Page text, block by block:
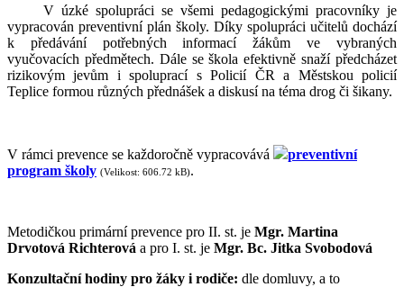
V úzké spolupráci se všemi pedagogickými pracovníky je
vypracován preventivní plán školy. Díky spolupráci učitelů dochází
k předávání potřebných informací žákům ve vybraných
vyučovacích předmětech. Dále se škola efektivně snaží předcházet
rizikovým jevům i spoluprací s Policií ČR a Městskou policií
Teplice formou různých přednášek a diskusí na téma drog či šikany.
V rámci prevence se každoročně vypracovává
preventivní
program školy (Velikost: 606.72 kB).
Metodičkou primární prevence pro II. st. je Mgr. Martina
Drvotová Richterová a pro I. st. je Mgr. Bc. Jitka Svobodová
Konzultační hodiny pro žáky i rodiče: dle domluvy, a to